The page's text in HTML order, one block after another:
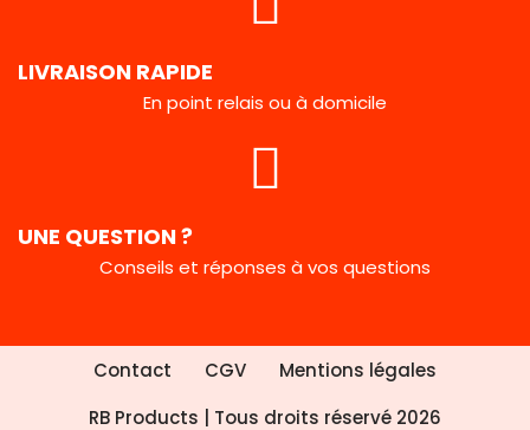
LIVRAISON RAPIDE
En point relais ou à domicile
UNE QUESTION ?
Conseils et réponses à vos questions
Contact CGV
Mentions légales
RB Products | Tous droits réservé 2026